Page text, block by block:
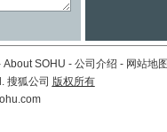
About SOHU - 公司介绍 - 网站地图
搜狐公司 版权所有